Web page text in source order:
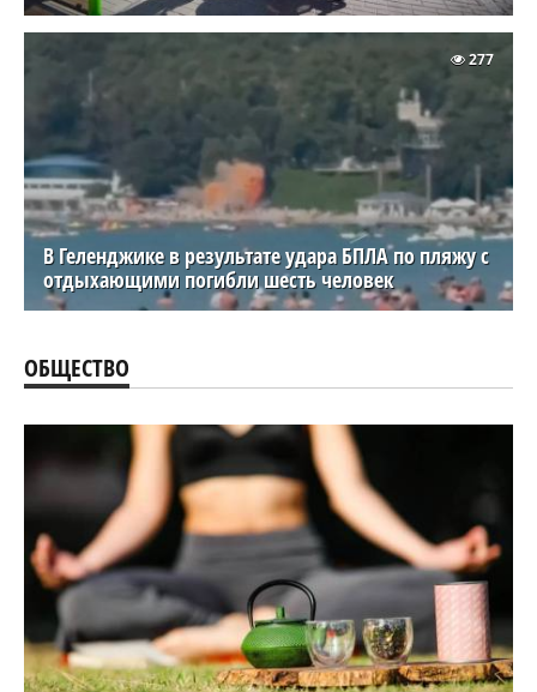
В Геленджике в результате удара БПЛА по пляжу с
отдыхающими погибли шесть человек
277
ОБЩЕСТВО